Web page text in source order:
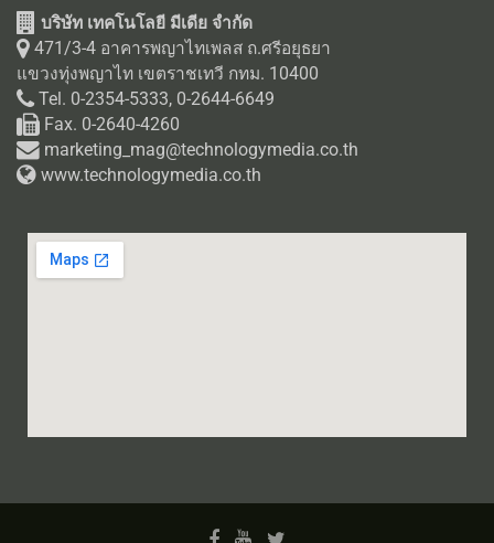
บริษัท เทคโนโลยี มีเดีย จำกัด
471/3-4 อาคารพญาไทเพลส ถ.ศรีอยุธยา
แขวงทุ่งพญาไท เขตราชเทวี กทม. 10400
Tel. 0-2354-5333, 0-2644-6649
Fax. 0-2640-4260
marketing_mag@technologymedia.co.th
www.technologymedia.co.th